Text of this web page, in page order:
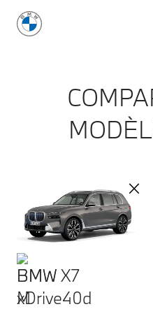
BMW X7
xDrive40d